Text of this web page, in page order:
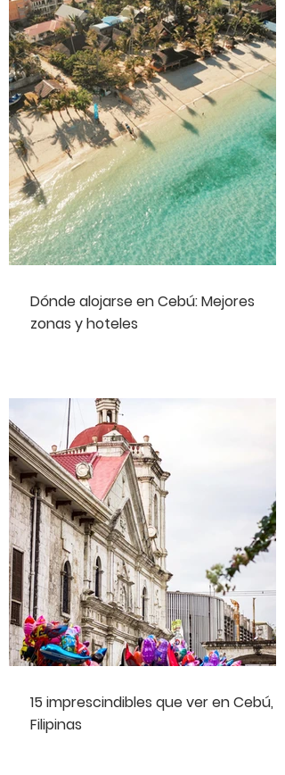
Dónde alojarse en Cebú: Mejores
zonas y hoteles
15 imprescindibles que ver en Cebú,
Filipinas